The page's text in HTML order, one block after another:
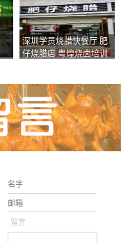
深圳学员烧腊快餐厅 肥
仔烧腊店 粤煌烧卤培训
留言